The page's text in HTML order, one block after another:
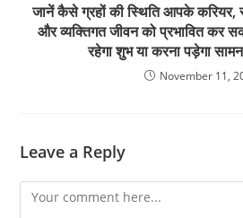
जानें कैसे ग्रहों की स्थिति आपके करियर,
और व्यक्तिगत जीवन को प्रभावित कर
रहेगा शुभ या करना पड़ेगा
November 11,
Leave a Reply